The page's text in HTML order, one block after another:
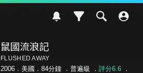
鼠國流浪記
FLUSHED AWAY
2006．美國．84分鐘 ． 普遍級 ． 評分6.6．